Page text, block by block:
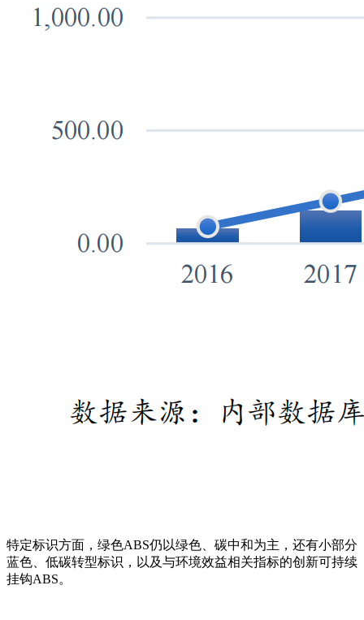
特定标识方面，绿色ABS仍以绿色、碳中和为主，还有小部分
蓝色、低碳转型标识，以及与环境效益相关指标的创新可持续
挂钩ABS。